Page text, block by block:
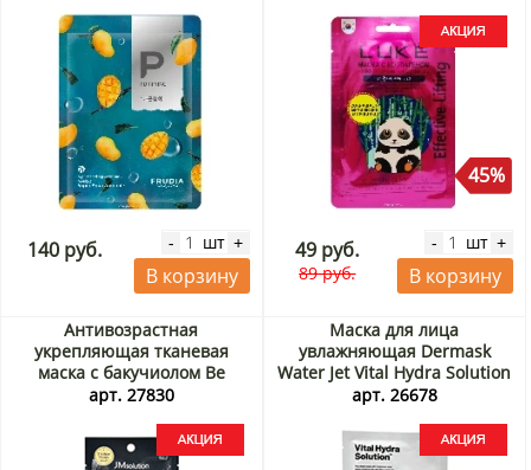
140 руб. - шт +
В корзину
45%
49 руб.
89 руб.
- шт +
В корзину
Антивозрастная
укрепляющая тканевая
маска с бакучиолом Be
Nature Bakuchiol & Firming
мл Акция
арт. 27830
Маска для лица
увлажняющая Dermask
Water Jet Vital Hydra Solution
Dr.Jart+, Корея, 25 г Акция
арт. 26678